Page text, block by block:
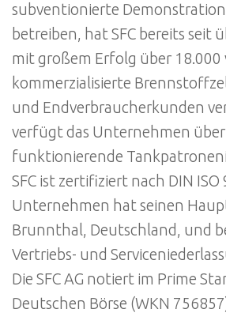
subventionierte
betreiben, hat SFC bereits seit
mit großem Erfolg über 18.000
kommerzialisierte
und Endverbraucherkunden
verfügt das Unternehmen
funktionierende
SFC ist zertifiziert nach DIN ISO
Unternehmen hat seinen
Brunnthal, Deutschland, und
Vertriebs- und
Die SFC AG notiert im Prime
Deutschen Börse (WKN